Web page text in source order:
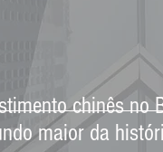
chinês no
maior da